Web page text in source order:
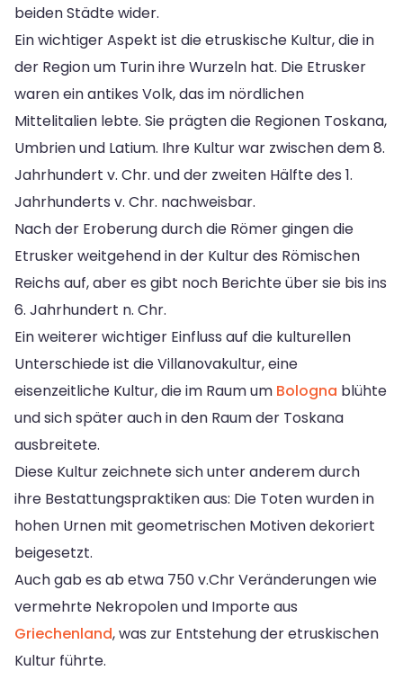
beiden Städte wider.
Ein wichtiger Aspekt ist die etruskische Kultur, die in
der Region um Turin ihre Wurzeln hat. Die Etrusker
waren ein antikes Volk, das im nördlichen
Mittelitalien lebte. Sie prägten die Regionen Toskana,
Umbrien und Latium. Ihre Kultur war zwischen dem 8.
Jahrhundert v. Chr. und der zweiten Hälfte des 1.
Jahrhunderts v. Chr. nachweisbar.
Nach der Eroberung durch die Römer gingen die
Etrusker weitgehend in der Kultur des Römischen
Reichs auf, aber es gibt noch Berichte über sie bis ins
6. Jahrhundert n. Chr.
Ein weiterer wichtiger Einfluss auf die kulturellen
Unterschiede ist die Villanovakultur, eine
eisenzeitliche Kultur, die im Raum um Bologna blühte
und sich später auch in den Raum der Toskana
ausbreitete.
Diese Kultur zeichnete sich unter anderem durch
ihre Bestattungspraktiken aus: Die Toten wurden in
hohen Urnen mit geometrischen Motiven dekoriert
beigesetzt.
Auch gab es ab etwa 750 v.Chr Veränderungen wie
vermehrte Nekropolen und Importe aus
Griechenland, was zur Entstehung der etruskischen
Kultur führte.